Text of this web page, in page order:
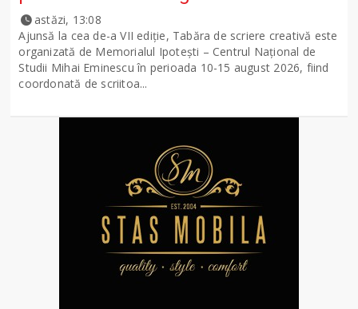
astăzi, 13:08
Ajunsă la cea de-a VII ediție, Tabăra de scriere creativă este
organizată de Memorialul Ipotești – Centrul Național de
Studii Mihai Eminescu în perioada 10-15 august 2026, fiind
coordonată de scriitoa...